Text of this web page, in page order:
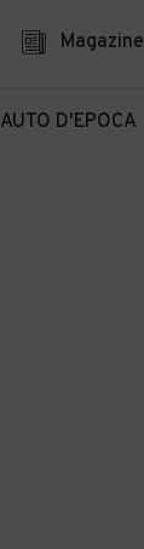
Magazine
AUTO D'EPOCA